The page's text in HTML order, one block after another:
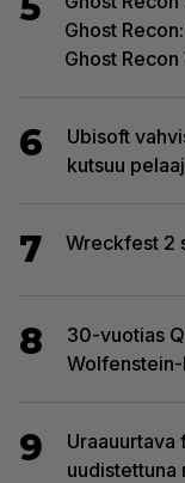
Ghost
Ghost
6
Ubisoft
kutsuu
7 Wreckfest 2
8
30-vuotias
9